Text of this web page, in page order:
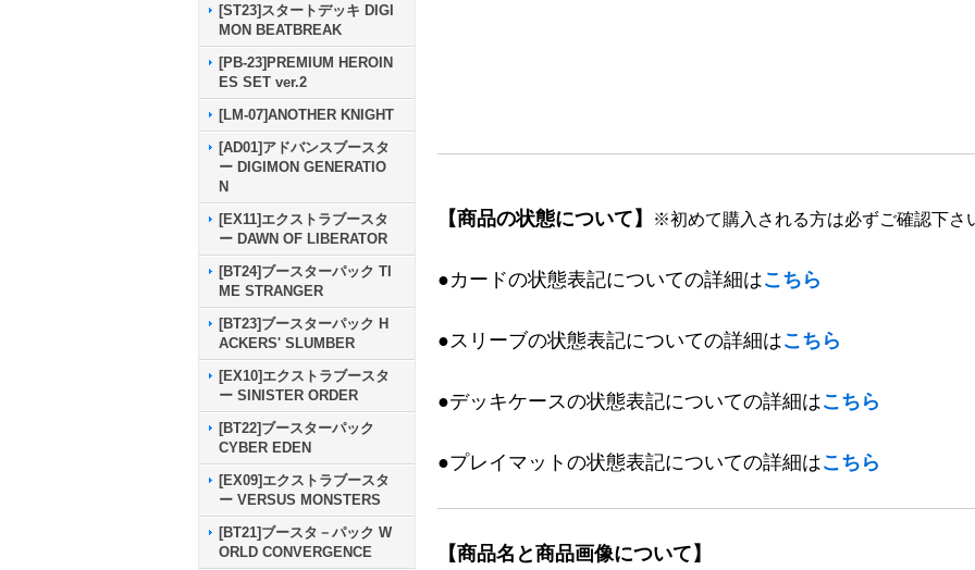
[ST23]スタートデッキ DIGI
MON BEATBREAK
[PB-23]PREMIUM HEROIN
ES SET ver.2
[LM-07]ANOTHER KNIGHT
[AD01]アドバンスブースタ
ー DIGIMON GENERATIO
N
[EX11]エクストラブースタ
ー DAWN OF LIBERATOR
[BT24]ブースターパック TI
ME STRANGER
[BT23]ブースターパック H
ACKERS' SLUMBER
[EX10]エクストラブースタ
ー SINISTER ORDER
[BT22]ブースターパック
CYBER EDEN
[EX09]エクストラブースタ
ー VERSUS MONSTERS
[BT21]ブースタ－パック W
ORLD CONVERGENCE
【商品の状態について】 ※初めて購入される方は必ずご確認下さ
●カードの状態表記についての詳細はこちら
●スリーブの状態表記についての詳細はこちら
●デッキケースの状態表記についての詳細はこちら
●プレイマットの状態表記についての詳細はこちら
【商品名と商品画像について】